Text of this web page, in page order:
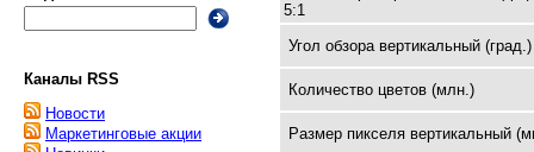
Каналы RSS
Новости
Маркетинговые акции
5:1
Угол обзора вертикальный
Количество цветов (млн.)
Размер пикселя вертикальный